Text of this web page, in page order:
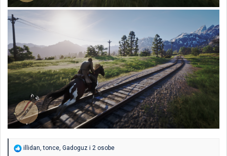
Rillidan,tonce, Gadoguz i 2 osobe